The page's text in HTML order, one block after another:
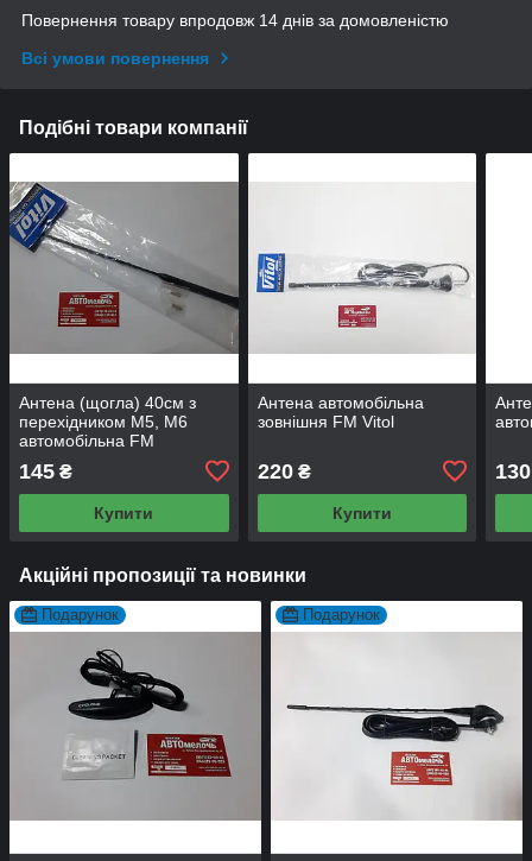
Повернення товару впродовж 14 днів за домовленістю
Всі умови повернення
Подібні товари компанії
Антена (щогла) 40см з
перехідником M5, M6
автомобільна FM
145 ₴
Купити
Антена автомобільна
зовнішня FM Vitol
220₴
Купити
130
Акційні пропозиції та новинки
Подарунок Подарунок